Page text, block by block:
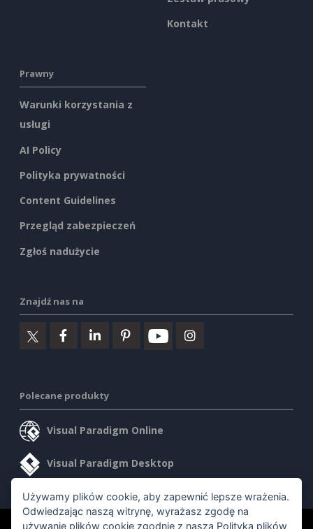
Kontakt
Prawny
Warunki korzystania z
usługi
AI Policy
Polityka prywatności
Content Guidelines
Przegląd zabezpieczeń
Zgłoś nadużycie
Znajdź nas na
Polecane produkty
Visual Paradigm Online
Visual Paradigm Desktop
Używamy plików cookie, aby zapewnić lepsze wrażenia.
Odwiedzając naszą witrynę, wyrażasz zgodę na
używanie plików cookie zgodnie z naszą Polityką plików